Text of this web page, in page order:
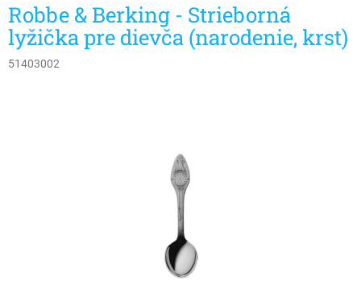
Robbe & Berking - Strieborná
lyžička pre dievča (narodenie, krst)
51403002